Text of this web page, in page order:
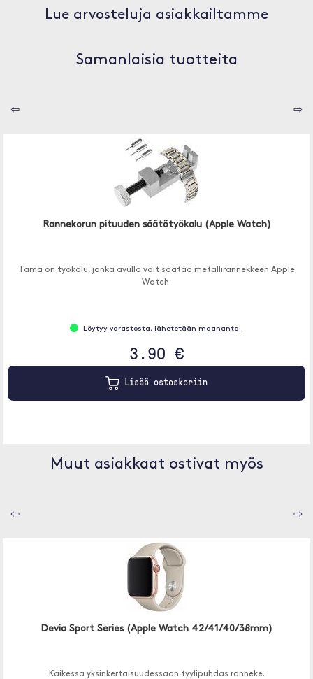
Lue arvosteluja asiakkailtamme
Samanlaisia tuotteita
⇦ ⇨
Rannekorun pituuden säätötyökalu (Apple Watch)
Tämä on työkalu, jonka avulla voit säätää metallirannekkeen Apple
Watch.
Löytyy varastosta, lähetetään maananta..
3.90 €
Lisää ostoskoriin
Muut asiakkaat ostivat myös
⇦ ⇨
Devia Sport Series (Apple Watch 42/41/40/38mm)
Kaikessa yksinkertaisuudessaan tyylipuhdas ranneke.